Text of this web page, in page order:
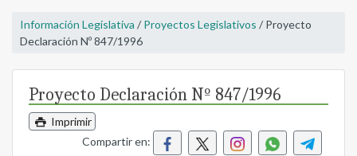
Información Legislativa / Proyectos Legislativos / Proyecto
Declaración Nº 847/1996
Proyecto Declaración Nº 847/1996
Imprimir
Compartir en: